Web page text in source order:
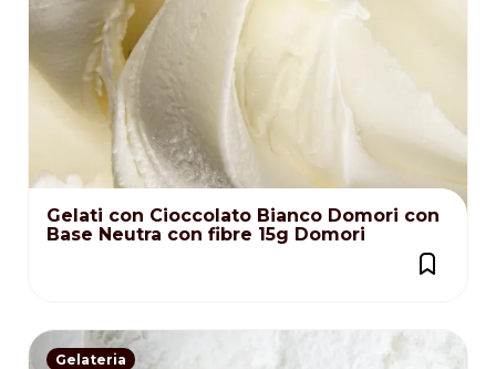
Gelati con Cioccolato Bianco Domori con
Base Neutra con fibre 15g Domori
Gelateria